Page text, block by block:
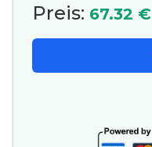
Preis: 67.32 €